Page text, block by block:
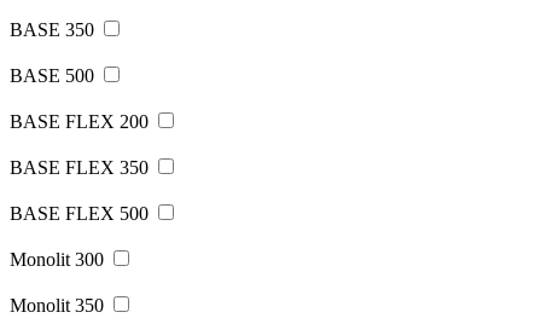
BASE 350
BASE 500
BASE FLEX 200
BASE FLEX 350
BASE FLEX 500
Monolit 300
Monolit 350